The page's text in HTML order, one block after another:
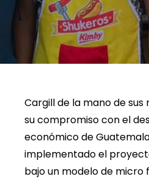
Cargill de la mano de
su compromiso con el
económico de
implementado el
bajo un modelo de micro